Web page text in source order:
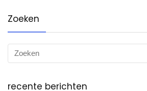
Zoeken
recente berichten